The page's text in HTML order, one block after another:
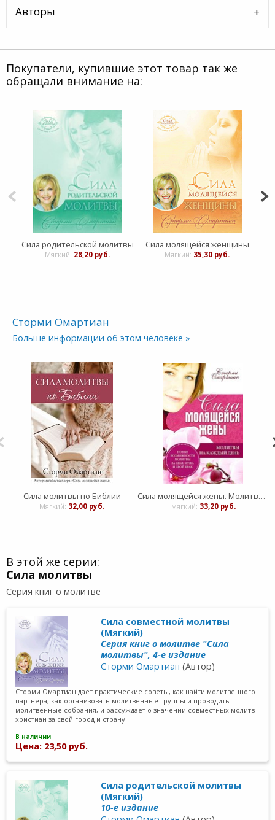
Авторы
Покупатели, купившие этот товар так же
обращали внимание на:
Сила родительской молитвы
Мягкий: 28,20 руб.
Сила молящейся женщины
Мягкий: 35,30 руб.
Сторми Омартиан
Больше информации об этом человеке »
Сила молитвы по Библии
Мягкий: 32,00 руб.
Сила молящейся жены. Молитвы на каждый день
мягкий: 33,20 руб.
В этой же серии:
Сила молитвы
Серия книг о молитве
Сила совместной молитвы
(Мягкий)
Серия книг о молитве "Сила
молитвы", 4-е издание
Сторми Омартиан (Автор)
Сторми Омартиан дает практические советы, как найти молитвенного
партнера, как организовать молитвенные группы и проводить
молитвенные собрания, и рассуждает о значении совместных молитв
христиан за свой город и страну.
В наличии
Цена: 23,50 руб.
Сила родительской молитвы
(Мягкий)
10-е издание